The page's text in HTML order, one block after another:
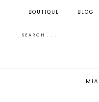
BOUTIQUE BLOG